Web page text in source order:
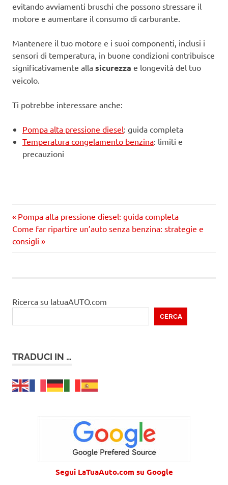
evitando avviamenti bruschi che possono stressare il
motore e aumentare il consumo di carburante.
Mantenere il tuo motore e i suoi componenti, inclusi i
sensori di temperatura, in buone condizioni contribuisce
significativamente alla sicurezza e longevità del tuo
veicolo.
Ti potrebbe interessare anche:
Pompa alta pressione diesel: guida completa
Temperatura congelamento benzina: limiti e
precauzioni
Navigazione
articoli
Precedente
articolo:
Pompa alta pressione diesel: guida completa
Prossimo
articolo
Come far ripartire un’auto senza benzina: strategie e
consigli
Ricerca su latuaAUTO.com
CERCA
TRADUCI IN …
Segui LaTuaAuto.com su Google